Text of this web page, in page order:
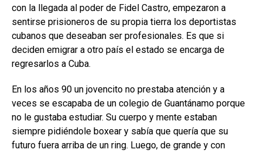
con la llegada al poder de Fidel Castro, empezaron a
sentirse prisioneros de su propia tierra los deportistas
cubanos que deseaban ser profesionales. Es que si
deciden emigrar a otro país el estado se encarga de
regresarlos a Cuba.
En los años 90 un jovencito no prestaba atención y a
veces se escapaba de un colegio de Guantánamo porque
no le gustaba estudiar. Su cuerpo y mente estaban
siempre pidiéndole boxear y sabía que quería que su
futuro fuera arriba de un ring. Luego, de grande y con